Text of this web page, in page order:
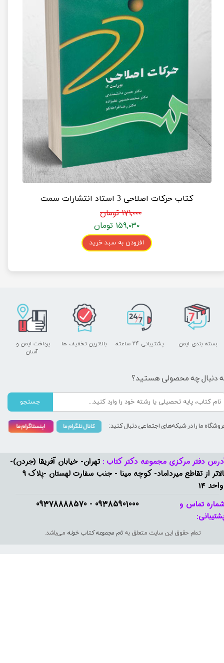
کتاب حرکات اصلاحی 3 استاد انتشارات سمت
۱۷۱,۰۰۰ تومان
۱۵۹,۰۳۰ تومان
افزودن به سبد خرید
09385901000 - 09378888570​​​​​​​
دفتر مرکزی مجموعه دکتر کتاب : تهران- خیابان آفریقا (جردن)-
بالاتر از تقاطع میرداماد- کوچه مینا - جنب سفارت لهستان -پلاک 9
14
تمام حقوق این سایت متعلق بهنام مجموعه کتاب خونه می‌باشد.
تماس و
پشتیبانی ۲۴ ساعته
پرداخت ایمن و ​​​​​​​
آسان
بسته بندی ایمن بالاترین تخفیف ها
دنبال چه محصولی هستید؟
جستجو
ما را در شبکه‌های اجتماعی دنبال کنید: